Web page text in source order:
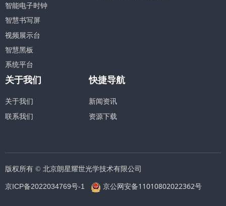
版权所有 © 北京朗星耀世光学技术有限公司
京ICP备2022034769号-1 京公网安备11010802022362号
智能电子时钟
智慧书写屏
视频展示台
智慧黑板
系统平台
关于我们
关于我们
联系我们
快捷导航
新闻资讯
资源下载